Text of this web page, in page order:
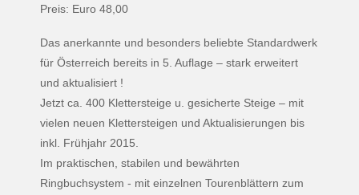
Preis: Euro 48,00
Das anerkannte und besonders beliebte Standardwerk
für Österreich bereits in 5. Auflage – stark erweitert
und aktualisiert !
Jetzt ca. 400 Klettersteige u. gesicherte Steige – mit
vielen neuen Klettersteigen und Aktualisierungen bis
inkl. Frühjahr 2015.
Im praktischen, stabilen und bewährten
Ringbuchsystem - mit einzelnen Tourenblättern zum